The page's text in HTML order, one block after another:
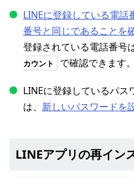
LINEに登録している電
番号と同じであることを
登録されている電話番号は
カウント
で確認できます。
LINEに登録しているパス
は、 新しいパスワードを
LINEアプリの再イン